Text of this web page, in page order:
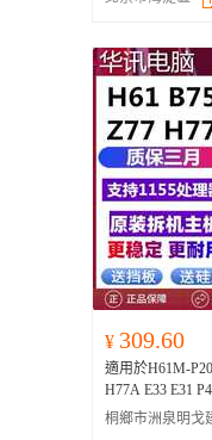
¥ 309.60
適用於H61M-
H77A E33 E31